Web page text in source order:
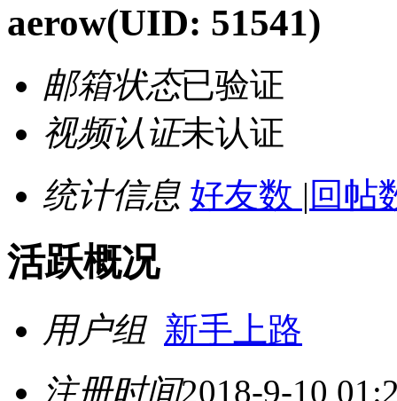
aerow(UID: 51541)
邮箱状态已验证
视频认证未认证
统计信息 好友数 | 回帖
活跃概况
用户组 新手上路
注册时间2018-9-10